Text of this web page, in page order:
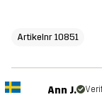
Artikelnr 10851
Ann J.